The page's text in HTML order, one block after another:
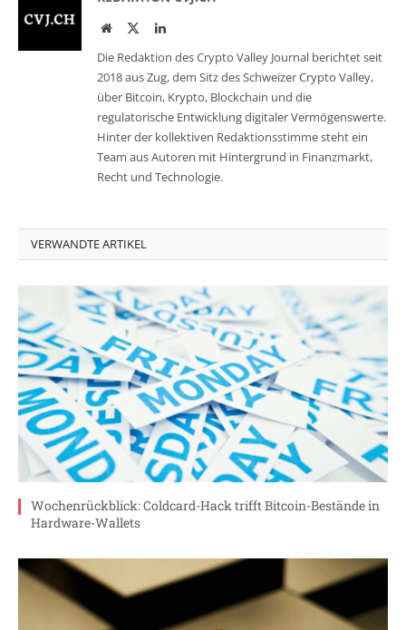
WebsiteTwitterLinkedIn
Die Redaktion des Crypto Valley Journal berichtet seit
2018 aus Zug, dem Sitz des Schweizer Crypto Valley,
über Bitcoin, Krypto, Blockchain und die
regulatorische Entwicklung digitaler Vermögenswerte.
Hinter der kollektiven Redaktionsstimme steht ein
Team aus Autoren mit Hintergrund in Finanzmarkt,
Recht und Technologie.
VERWANDTE ARTIKEL
Wochenrückblick: Coldcard-Hack trifft Bitcoin-Bestände in
Hardware-Wallets